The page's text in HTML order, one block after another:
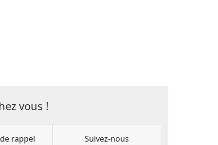
vous !
rappel Suivez-nous